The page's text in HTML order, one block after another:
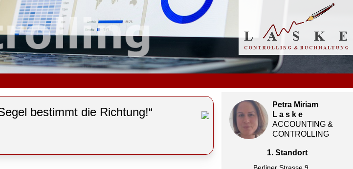
bestimmt die Richtung!“
Petra Miriam
L a s k e
ACCOUNTING &
CONTROLLING
1. Standort